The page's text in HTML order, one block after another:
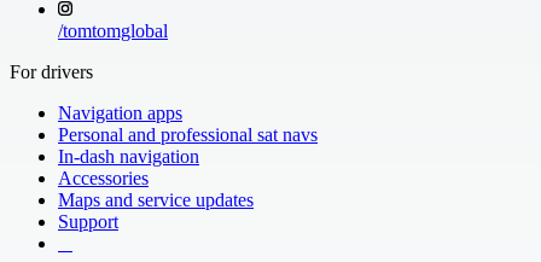
/tomtomglobal
For drivers
Navigation apps
Personal and professional sat navs
In-dash navigation
Accessories
Maps and service updates
Support